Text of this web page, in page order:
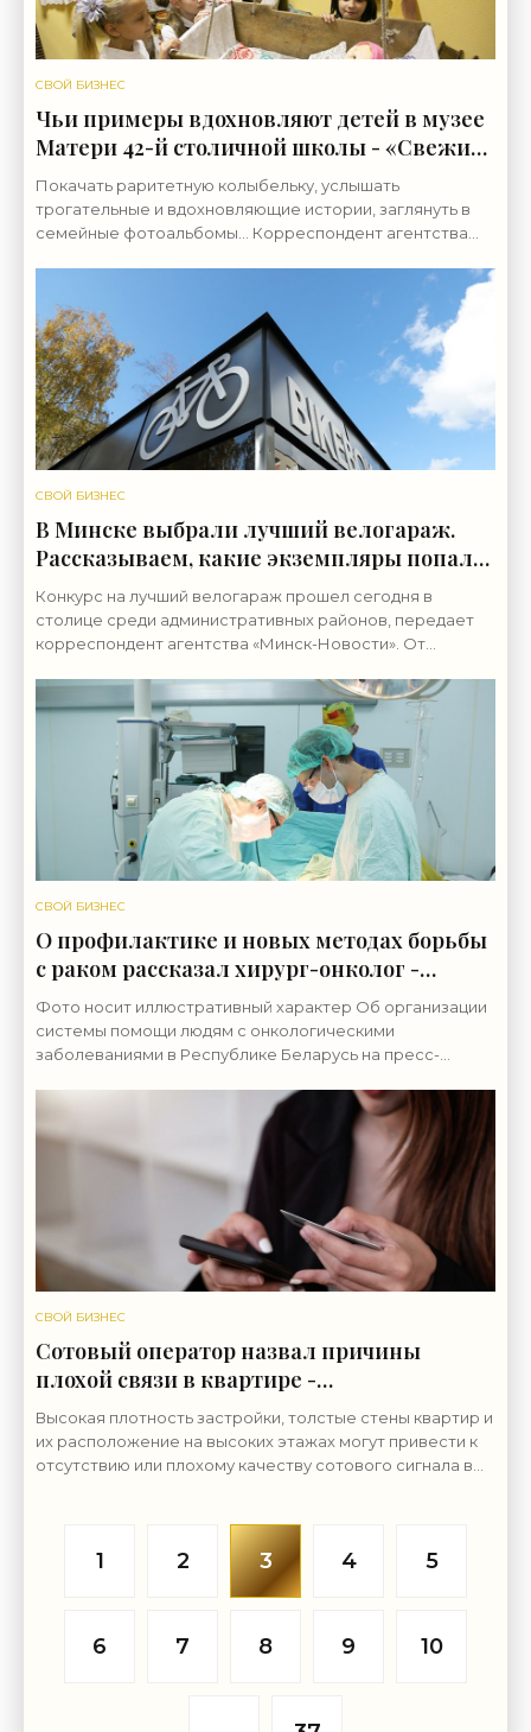
СВОЙ БИЗНЕС
Чьи примеры вдохновляют детей в музее
Матери 42-й столичной школы - «Свежие
новости строительства»
Покачать раритетную колыбельку, услышать
трогательные и вдохновляющие истории, заглянуть в
семейные фотоальбомы… Корреспондент агентства
СВОЙ БИЗНЕС
В Минске выбрали лучший велогараж.
Рассказываем, какие экземпляры попали
на конкурс и какой победил - «Свежие
новости строительства»
Конкурс на лучший велогараж прошел сегодня в
столице среди административных районов, передает
корреспондент агентства «Минск-Новости». От
сооружению для
СВОЙ БИЗНЕС
О профилактике и новых методах борьбы
с раком рассказал хирург-онколог -
«Свежие новости строительства»
Фото носит иллюстративный характер Об организации
системы помощи людям с онкологическими
заболеваниями в Республике Беларусь на пресс-
СВОЙ БИЗНЕС
Сотовый оператор назвал причины
плохой связи в квартире -
«Недвижимость»
Высокая плотность застройки, толстые стены квартир и
их расположение на высоких этажах могут привести к
отсутствию или плохому качеству сотового сигнала в
1 2 3 4 5
6 7 8 9 10